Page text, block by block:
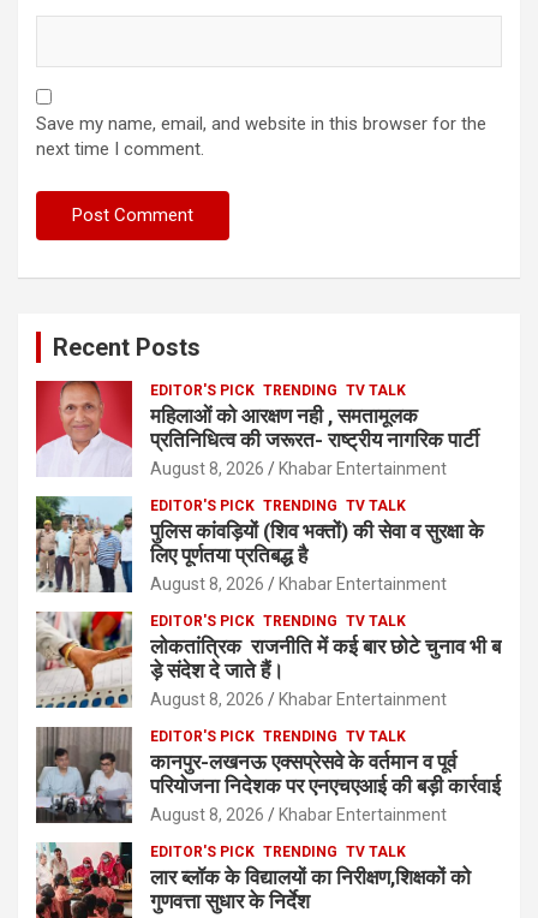
Save my name, email, and website in this browser for the
next time I comment.
Recent Posts
EDITOR'S PICK TRENDING TV TALK
महिलाओं को आरक्षण नही , समतामूलक
प्रतिनिधित्व की जरूरत- राष्ट्रीय नागरिक पार्टी
August 8, 2026 Khabar Entertainment
EDITOR'S PICK TRENDING TV TALK
पुलिस कांवड़ियों (शिव भक्तों) की सेवा व सुरक्षा के
लिए पूर्णतया प्रतिबद्ध है
August 8, 2026 Khabar Entertainment
EDITOR'S PICK TRENDING TV TALK
लोकतांत्रिक राजनीति में कई बार छोटे चुनाव भी ब
ड़े संदेश दे जाते हैं।
August 8, 2026 Khabar Entertainment
EDITOR'S PICK TRENDING TV TALK
कानपुर-लखनऊ एक्सप्रेसवे के वर्तमान व पूर्व
परियोजना निदेशक पर एनएचएआई की बड़ी कार्रवाई
August 8, 2026 Khabar Entertainment
EDITOR'S PICK TRENDING TV TALK
लार ब्लॉक के विद्यालयों का निरीक्षण,शिक्षकों को
गुणवत्ता सुधार के निर्देश